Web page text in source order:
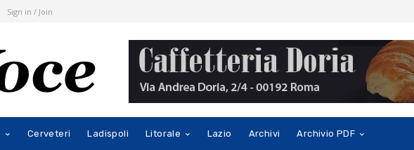
Sign in / Join
Cerveteri Ladispoli Litorale Lazio Archivi Archivio PDF